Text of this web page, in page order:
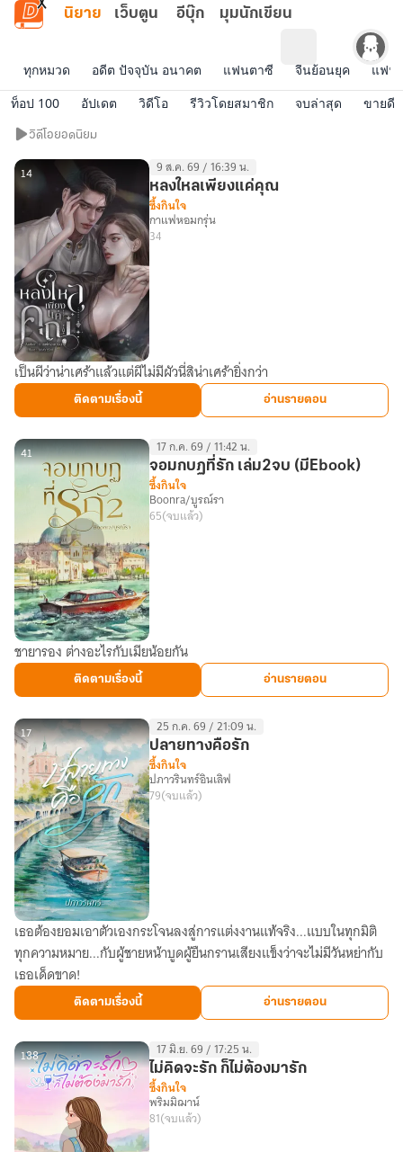
ข้ามไปยังเนื้อหาหลัก
นิยาย เว็บตูน อีบุ๊ก มุมนักเขียน
ทุกหมวด อดีต ปัจจุบัน อนาคต แฟนตาซี จีนย้อนยุค
แฟน
ท็อป 100
อัปเดต วิดีโอ รีวิวโดยสมาชิก จบล่าสุด ขายดี
วิดีโอ
ยอด
นิยม
วิดีโอยอดนิยม
หลงใหล
เพียง
แค่
คุณ
14 9 ส.ค. 69 / 16:39 น.
หลงใหลเพียงแค่คุณ
ซึ้งกินใจ
กาแฟหอมกรุ่น
34
เป็นผีว่าน่าเศร้าแล้วแต่ผีไม่มีผัวนี่สิน่าเศร้ายิ่งกว่า
ติดตามเรื่องนี้ อ่านรายตอน
จอม
กบฏ
ที่รัก
เล่ม2จบ
(มีEbook)
41 17 ก.ค. 69 / 11:42 น.
จอมกบฏที่รัก เล่ม2จบ (มีEbook)
ซึ้งกินใจ
Boonra/บูรณ์รา
65(จบแล้ว)
ชายารอง ต่างอะไรกับเมียน้อยกัน
ติดตามเรื่องนี้ อ่านรายตอน
ปลาย
ทาง
คือ
รัก
17 25 ก.ค. 69 / 21:09 น.
ปลายทางคือรัก
ซึ้งกินใจ
ปภาวรินทร์อินเลิฟ
79(จบแล้ว)
เธอต้องยอมเอาตัวเองกระโจนลงสู่การแต่งงานแท้จริง...แบบในทุกมิติ
ทุกความหมาย...กับผู้ชายหน้าบูดผู้ยืนกรานเสียงแข็งว่าจะไม่มีวันหย่ากับ
เธอเด็ดขาด!
ติดตามเรื่องนี้ อ่านรายตอน
138 17 มิ.ย. 69 / 17:25 น.
ไม่คิดจะรัก ก็ไม่ต้องมารัก
ซึ้งกินใจ
พริมมิฌาน์
81(จบแล้ว)